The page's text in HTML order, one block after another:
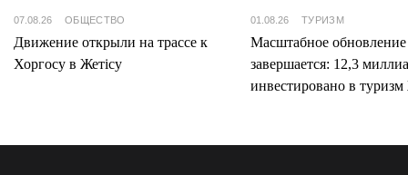
07.08.26 ОБЩЕСТВО
Движение открыли на трассе к
Хоргосу в Жетісу
01.08.26 ТУРИЗМ
Масштабное
завершается: 12,3
инвестировано в туризм